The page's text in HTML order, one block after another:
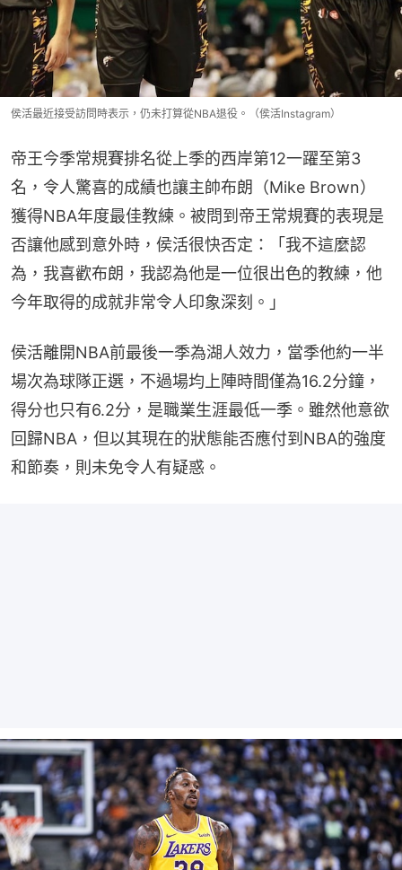
侯活最近接受訪問時表示，仍未打算從NBA退役。（侯活Instagram）
帝王今季常規賽排名從上季的西岸第12一躍至第3
名，令人驚喜的成績也讓主帥布朗（Mike Brown）
獲得NBA年度最佳教練。被問到帝王常規賽的表現是
否讓他感到意外時，侯活很快否定：「我不這麼認
為，我喜歡布朗，我認為他是一位很出色的教練，他
今年取得的成就非常令人印象深刻。」
侯活離開NBA前最後一季為湖人效力，當季他約一半
場次為球隊正選，不過場均上陣時間僅為16.2分鐘，
得分也只有6.2分，是職業生涯最低一季。雖然他意欲
回歸NBA，但以其現在的狀態能否應付到NBA的強度
和節奏，則未免令人有疑惑。